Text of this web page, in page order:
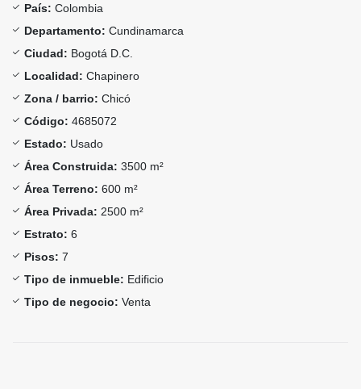
País: Colombia
Departamento: Cundinamarca
Ciudad: Bogotá D.C.
Localidad: Chapinero
Zona / barrio: Chicó
Código: 4685072
Estado: Usado
Área Construida: 3500 m²
Área Terreno: 600 m²
Área Privada: 2500 m²
Estrato: 6
Pisos: 7
Tipo de inmueble: Edificio
Tipo de negocio: Venta